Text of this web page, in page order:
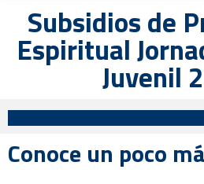
Subsidios de
Espiritual
Juvenil
Conoce un poco